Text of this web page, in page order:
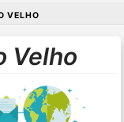
VELHO
Velho